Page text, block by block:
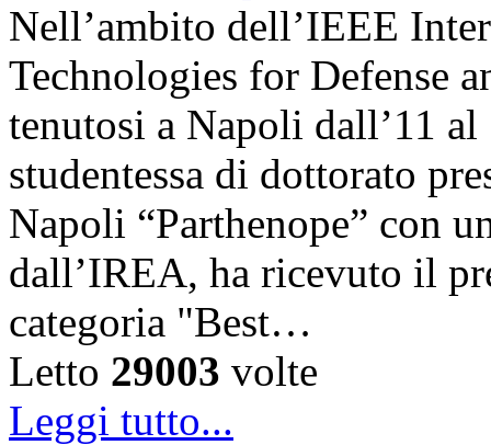
Nell’ambito dell’IEEE
Technologies for Defense
tenutosi a Napoli dall’11
studentessa di dottorato
Napoli “Parthenope” con
dall’IREA, ha ricevuto il
categoria "Best…
Letto 29003 volte
Leggi tutto...